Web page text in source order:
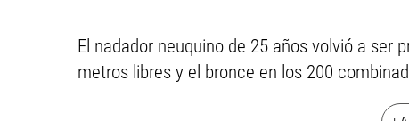
El nadador neuquino de 25 años volvió a ser
metros libres y el bronce en los 200